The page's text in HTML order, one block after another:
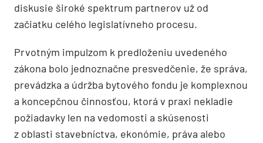
diskusie široké spektrum partnerov už od
začiatku celého legislatívneho procesu.
Prvotným impulzom k predloženiu uvedeného
zákona bolo jednoznačne presvedčenie, že správa,
prevádzka a údržba bytového fondu je komplexnou
a koncepčnou činnosťou, ktorá v praxi nekladie
požiadavky len na vedomosti a skúsenosti
z oblasti stavebníctva, ekonómie, práva alebo